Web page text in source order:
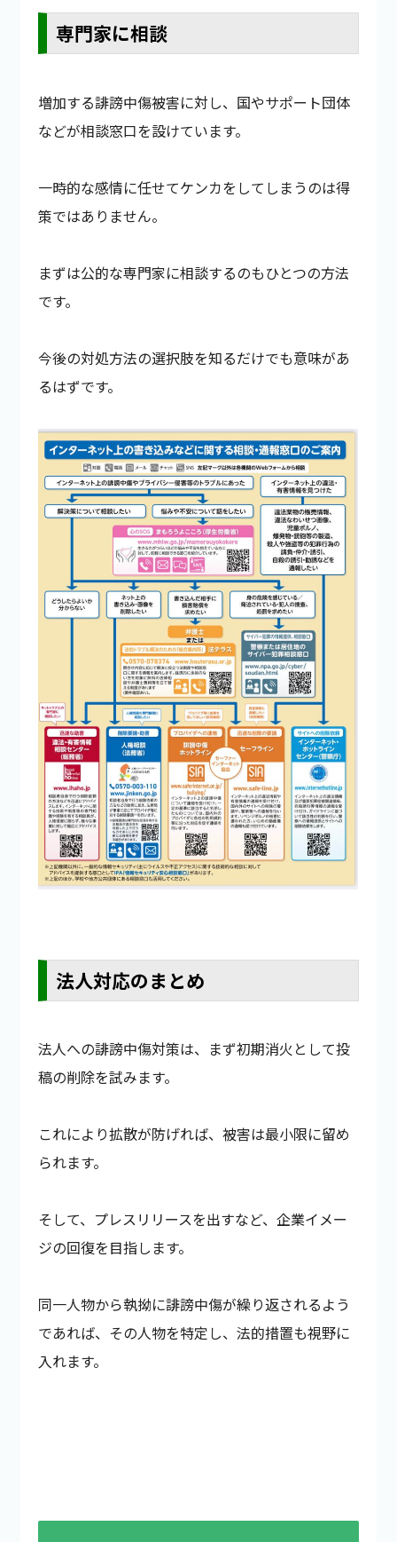
専門家に相談
増加する誹謗中傷被害に対し、国やサポート団体
などが相談窓口を設けています。
一時的な感情に任せてケンカをしてしまうのは得
策ではありません。
まずは公的な専門家に相談するのもひとつの方法
です。
今後の対処方法の選択肢を知るだけでも意味があ
るはずです。
法人対応のまとめ
法人への誹謗中傷対策は、まず初期消火として投
稿の削除を試みます。
これにより拡散が防げれば、被害は最小限に留め
られます。
そして、プレスリリースを出すなど、企業イメー
ジの回復を目指します。
同一人物から執拗に誹謗中傷が繰り返されるよう
であれば、その人物を特定し、法的措置も視野に
入れます。